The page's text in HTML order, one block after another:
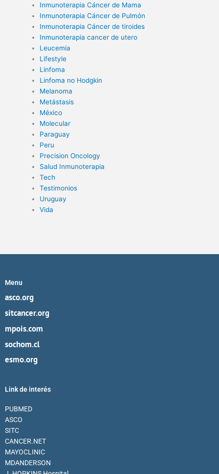
Inmunoterapia Cáncer de Mama
Inmunoterapia Cáncer de Pulmón
Inmunoterapia Cáncer de tiroides
Inmunoterapia cancer de utero
Leucemia
Lifestyle
Linfoma
Linfoma no Hodgkin
Melanoma
Metástasis
México
Molecular
Paraguay
Peru
Precision Oncology
Salud Inmunoterapia
Tech
Testimonios
Uruguay
Vida
Menu
asco.org
sitcancer.org
mpois.com
sochom.cl
esmo.org
Link de interés
PUBMED
ASCO
SITC
CANCER.NET
MAYOCLINIC
MDANDERSON